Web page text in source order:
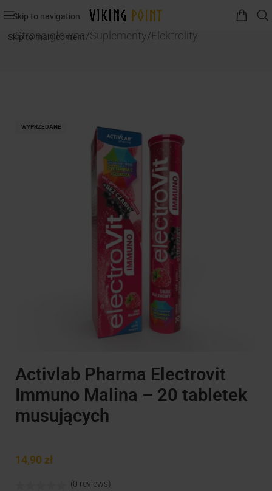
Skip to navigation
Skip to main content
Strona główna/Suplementy/Elektrolity
WYPRZEDANE
Activlab Pharma Electrovit
Immuno Malina – 20 tabletek
musujących
14,90 zł
(0 reviews)